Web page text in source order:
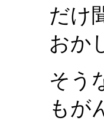
だけ
おか
そう
もが